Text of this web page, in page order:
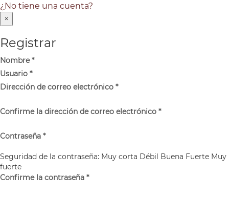
¿No tiene una cuenta?
×
Registrar
Nombre*
Usuario *
Dirección de correo electrónico *
Confirme la dirección de correo electrónico *
Contraseña *
Seguridad de la contraseña: Muy corta Débil Buena Fuerte Muy
fuerte
Confirme la contraseña *